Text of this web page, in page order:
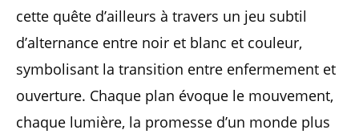
cette quête d’ailleurs à travers un jeu subtil
d’alternance entre noir et blanc et couleur,
symbolisant la transition entre enfermement et
ouverture. Chaque plan évoque le mouvement,
chaque lumière, la promesse d’un monde plus